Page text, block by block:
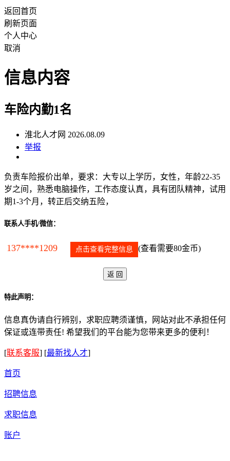
返回首页
刷新页面
个人中心
取消
信息内容
车险内勤1名
淮北人才网 2026.08.09
举报
负责车险报价出单，要求：大专以上学历，女性，年龄22-35
岁之间，熟悉电脑操作，工作态度认真，具有团队精神，试用
期1-3个月，转正后交纳五险，
联系人手机/微信：
137****1209 点击查看完整信息 (查看需要80金币)
特此声明：
信息真伪请自行辨别，求职应聘须谨慎，网站对此不承担任何
保证或连带责任! 希望我们的平台能为您带来更多的便利！
[联系客服] [最新找人才]
首页
招聘信息
求职信息
账户